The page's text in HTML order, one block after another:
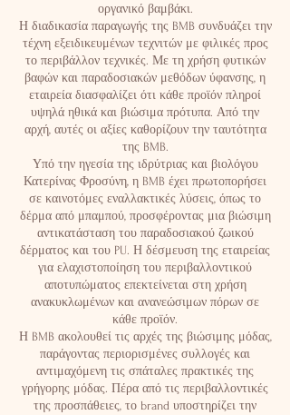
οργανικό βαμβάκι.
Η διαδικασία παραγωγής της BMB συνδυάζει την
τέχνη εξειδικευμένων τεχνιτών με φιλικές προς
το περιβάλλον τεχνικές. Με τη χρήση φυτικών
βαφών και παραδοσιακών μεθόδων ύφανσης, η
εταιρεία διασφαλίζει ότι κάθε προϊόν πληροί
υψηλά ηθικά και βιώσιμα πρότυπα. Από την
αρχή, αυτές οι αξίες καθορίζουν την ταυτότητα
της BMB.
Υπό την ηγεσία της ιδρύτριας και βιολόγου
Κατερίνας Φροσύνη, η BMB έχει πρωτοπορήσει
σε καινοτόμες εναλλακτικές λύσεις, όπως το
δέρμα από μπαμπού, προσφέροντας μια βιώσιμη
αντικατάσταση του παραδοσιακού ζωικού
δέρματος και του PU. Η δέσμευση της εταιρείας
για ελαχιστοποίηση του περιβαλλοντικού
αποτυπώματος επεκτείνεται στη χρήση
ανακυκλωμένων και ανανεώσιμων πόρων σε
κάθε προϊόν.
Η BMB ακολουθεί τις αρχές της βιώσιμης μόδας,
παράγοντας περιορισμένες συλλογές και
αντιμαχόμενη τις σπάταλες πρακτικές της
γρήγορης μόδας. Πέρα από τις περιβαλλοντικές
της προσπάθειες, το brand υποστηρίζει την